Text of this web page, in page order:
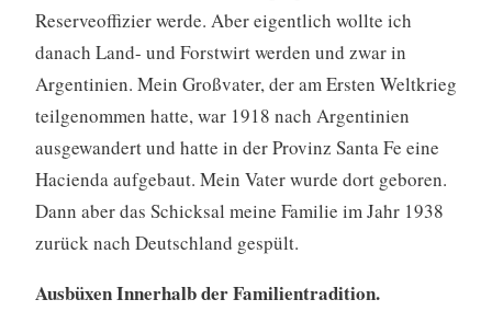
Reserveoffizier werde. Aber eigentlich wollte ich
danach Land- und Forstwirt werden und zwar in
Argentinien. Mein Großvater, der am Ersten Weltkrieg
teilgenommen hatte, war 1918 nach Argentinien
ausgewandert und hatte in der Provinz Santa Fe eine
Hacienda aufgebaut. Mein Vater wurde dort geboren.
Dann aber das Schicksal meine Familie im Jahr 1938
zurück nach Deutschland gespült.
Ausbüxen Innerhalb der Familientradition.